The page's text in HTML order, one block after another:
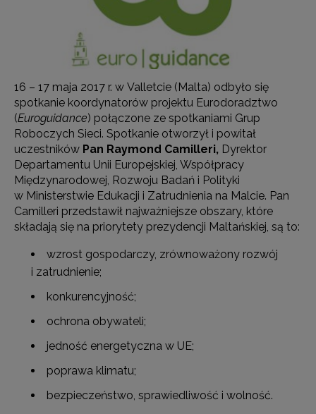
16 – 17 maja 2017 r. w Valletcie (Malta) odbyło się
spotkanie koordynatorów projektu Eurodoradztwo
(Euroguidance) połączone ze spotkaniami Grup
Roboczych Sieci. Spotkanie otworzył i powitał
uczestników Pan Raymond Camilleri, Dyrektor
Departamentu Unii Europejskiej, Współpracy
Międzynarodowej, Rozwoju Badań i Polityki
w Ministerstwie Edukacji i Zatrudnienia na Malcie. Pan
Camilleri przedstawił najważniejsze obszary, które
składają się na priorytety prezydencji Maltańskiej, są to:
wzrost gospodarczy, zrównoważony rozwój
i zatrudnienie;
konkurencyjność;
ochrona obywateli;
jedność energetyczna w UE;
poprawa klimatu;
bezpieczeństwo, sprawiedliwość i wolność.